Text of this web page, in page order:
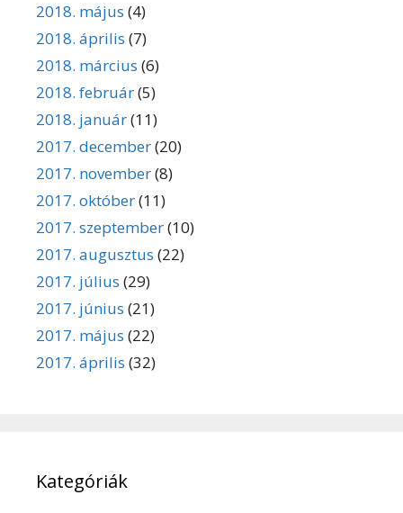
2018. május (4)
2018. április (7)
2018. március (6)
2018. február(5)
2018. január(11)
2017. december(20)
2017. november(8)
2017. október(11)
2017. szeptember(10)
2017. augusztus (22)
2017. július (29)
2017. június (21)
2017. május (22)
2017. április (32)
Kategóriák